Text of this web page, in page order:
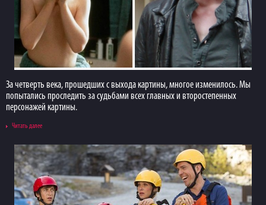
За четверть века, прошедших с выхода картины, многое изменилось. Мы
попытались проследить за судьбами всех главных и второстепенных
персонажей картины.
Читать далее